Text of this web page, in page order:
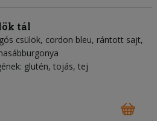
tál
csülök, cordon bleu, rántott sajt,
glutén, tojás, tej